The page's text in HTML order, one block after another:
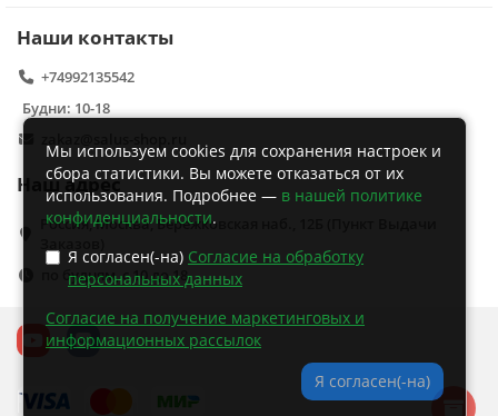
Наши контакты
+74992135542
Будни: 10-18
Наш адрес
Россия, Москва, Бережковская наб., 12Б (Пункт Выдачи
по будням, с 10 до 18
Мы используем cookies для сохранения настроек и
сбора статистики. Вы можете отказаться от их
использования. Подробнее — в нашей политике
конфиденциальности.
Я согласен(-на) Согласие на обработку
персональных данных
Согласие на получение маркетинговых и
информационных рассылок
Я согласен(-на)